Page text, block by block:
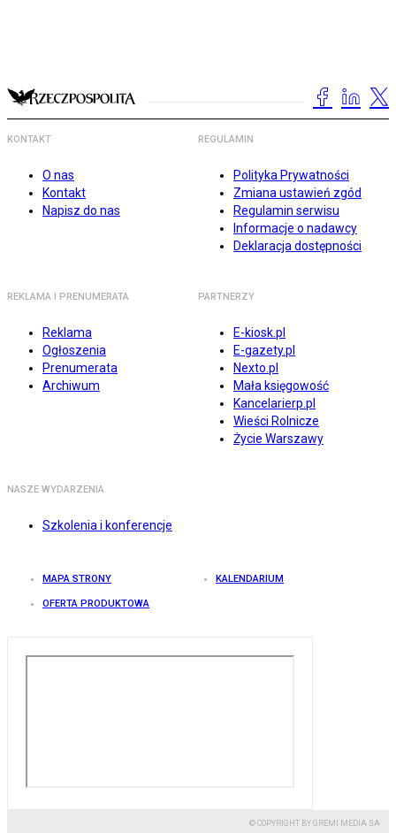
KONTAKT
O nas
Kontakt
Napisz do nas
REGULAMIN
Polityka Prywatności
Zmiana ustawień zgód
Regulamin serwisu
Informacje o nadawcy
Deklaracja dostępności
REKLAMA I PRENUMERATA
Reklama
Ogłoszenia
Prenumerata
Archiwum
PARTNERZY
E-kiosk.pl
E-gazety.pl
Nexto.pl
Mała księgowość
Kancelarierp.pl
Wieści Rolnicze
Życie Warszawy
NASZE WYDARZENIA
Szkolenia i konferencje
MAPA STRONY KALENDARIUM
OFERTA PRODUKTOWA
© COPYRIGHT BY GREMI MEDIA SA